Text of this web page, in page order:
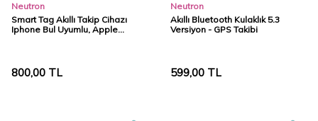
Neutron
Smart Tag Akıllı Takip Cihazı
Iphone Bul Uyumlu, Apple
800,00 TL
Neutron
Akıllı Bluetooth Kulaklık 5.3
Versiyon - GPS Takibi
599,00 TL